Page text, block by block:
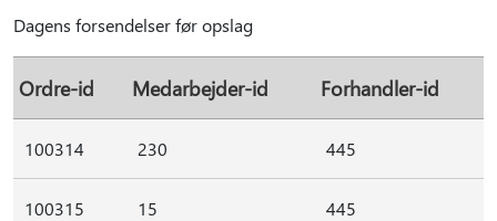
Dagens forsendelser før opslag
Ordre-id Medarbejder-id Forhandler-id
100314 230 445
100315 15 445